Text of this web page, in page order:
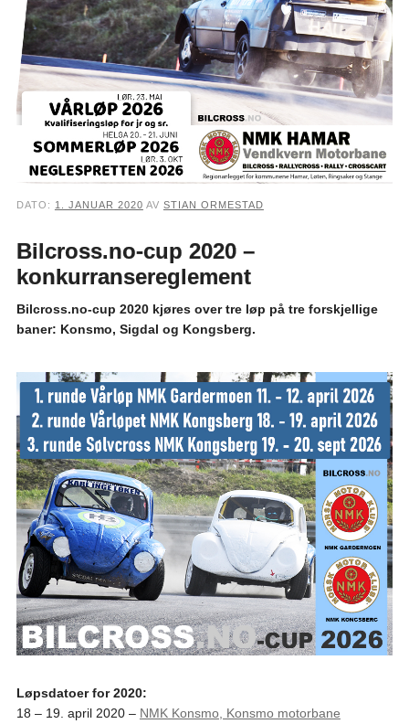
DATO: 1. JANUAR 2020 AV STIAN ORMESTAD
Bilcross.no-cup 2020 –
konkurransereglement
Bilcross.no-cup 2020 kjøres over tre løp på tre forskjellige
baner: Konsmo, Sigdal og Kongsberg.
Løpsdatoer for 2020:
18 – 19. april 2020 – NMK Konsmo, Konsmo motorbane